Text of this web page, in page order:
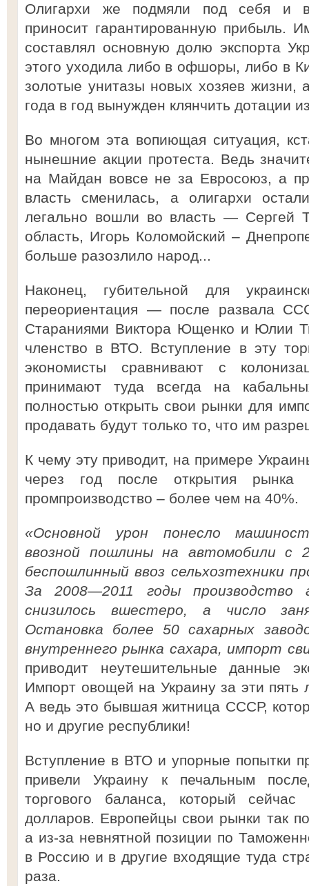
Олигархи же подмяли под себя и
приносит гарантированную прибыль.
составлял основную долю экспорта
этого уходила либо в офшоры, либо в
золотые унитазы новых хозяев жизни,
года в год вынужден клянчить дотации
Во многом эта вопиющая ситуация,
нынешние акции протеста. Ведь
на Майдан вовсе не за Евросоюз, а
власть сменилась, а олигархи
легально вошли во власть — Сергей
область, Игорь Коломойский –
больше разозлило народ...
Наконец, губительной для
переориентация — после развала
Стараниями Виктора Ющенко и Юлии
членство в ВТО. Вступление в эту
экономисты сравнивают с
принимают туда всегда на
полностью открыть свои рынки для
продавать будут только то, что им
К чему эту приводит, на примере
через год после открытия
промпроизводство – более чем на 40%.
«Основной урон понесло
ввозной пошлины на автомобили с
беспошлинный ввоз сельхозтехники
За 2008—2011 годы производство
снизилось вшестеро, а число
Остановка более 50 сахарных
внутреннего рынка сахара, импорт
приводит неутешительные данные
Импорт овощей на Украину за эти пять
А ведь это бывшая житница СССР,
но и другие республики!
Вступление в ВТО и упорные попытки
привели Украину к печальным
торгового баланса, который сейчас
долларов. Европейцы свои рынки так
а из-за невнятной позиции по
в Россию и в другие входящие туда
раза.